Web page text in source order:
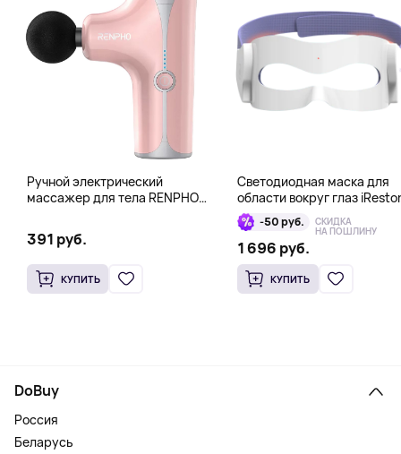
Ручной электрический
массажер для тела RENPHO
391 руб.
КУПИТЬ
Светодиодная маска для
области вокруг глаз
Illumina LED Eye Mask
-50 руб. СКИДКА
НА ПОШЛИНУ
1 696 руб.
КУПИТЬ
DoBuy
Россия
Беларусь